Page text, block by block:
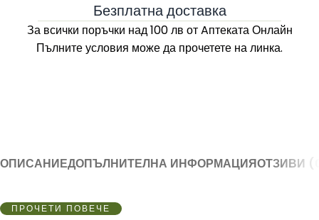
Безплатна доставка
За всички поръчки над 100 лв от Aптеката Онлайн
Пълните условия може да прочетете на линка.
ОПИСАНИЕДОПЪЛНИТЕЛНА ИНФОРМАЦИЯОТЗИВИ
ПРОЧЕТИ ПОВЕЧЕ